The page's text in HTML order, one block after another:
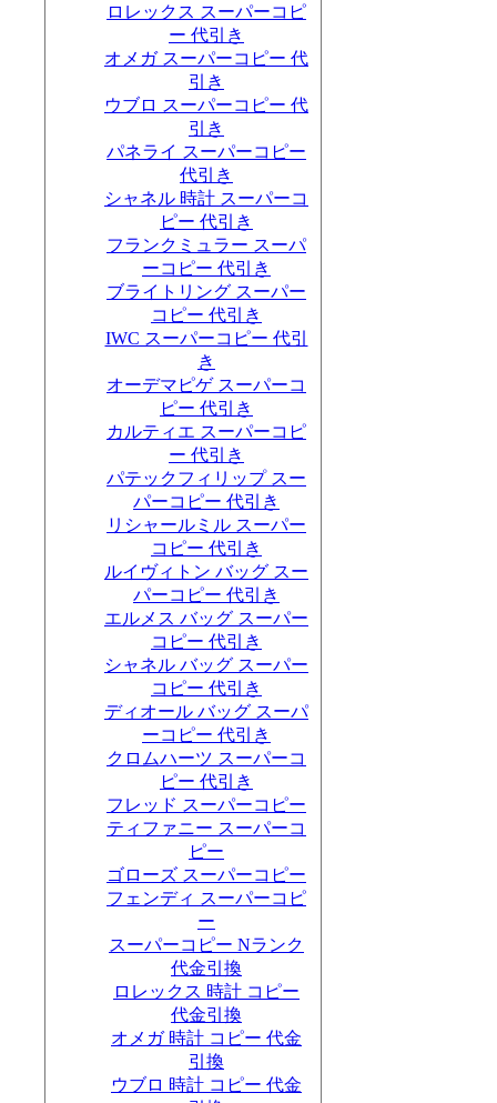
ロレックス スーパーコピ
ー 代引き
オメガ スーパーコピー 代
引き
ウブロ スーパーコピー 代
引き
パネライ スーパーコピー
代引き
シャネル 時計 スーパーコ
ピー 代引き
フランクミュラー スーパ
ーコピー 代引き
ブライトリング スーパー
コピー 代引き
IWC スーパーコピー 代引
き
オーデマピゲ スーパーコ
ピー 代引き
カルティエ スーパーコピ
ー 代引き
パテックフィリップ スー
パーコピー 代引き
リシャールミル スーパー
コピー 代引き
ルイヴィトン バッグ スー
パーコピー 代引き
エルメス バッグ スーパー
コピー 代引き
シャネル バッグ スーパー
コピー 代引き
ディオール バッグ スーパ
ーコピー 代引き
クロムハーツ スーパーコ
ピー 代引き
フレッド スーパーコピー
ティファニー スーパーコ
ピー
ゴローズ スーパーコピー
フェンディ スーパーコピ
ー
スーパーコピー Nランク
代金引換
ロレックス 時計 コピー
代金引換
オメガ 時計 コピー 代金
引換
ウブロ 時計 コピー 代金